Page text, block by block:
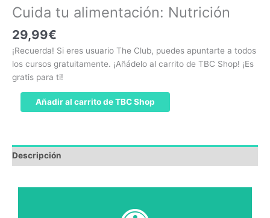
Cuida tu alimentación: Nutrición
29,99€
¡Recuerda! Si eres usuario The Club, puedes apuntarte a todos
los cursos gratuitamente. ¡Añádelo al carrito de TBC Shop! ¡Es
gratis para ti!
Añadir al carrito de TBC Shop
Descripción